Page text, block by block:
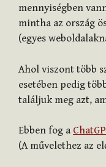
mennyiségben
mintha az ország
(egyes
Ahol viszont több
esetében pedig
találjuk meg azt,
Ebben fog a
(A művelethez az